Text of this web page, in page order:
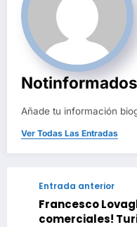
Notinformados
Añade tu información
Ver Todas Las Entradas
Entrada anterior
Francesco
comerciales!